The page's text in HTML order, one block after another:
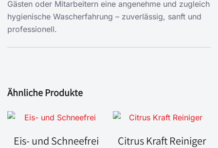
Gästen oder Mitarbeitern eine angenehme und zugleich
hygienische Wascherfahrung – zuverlässig, sanft und
professionell.
Ähnliche Produkte
Eis- und Schneefrei Citrus Kraft Reiniger